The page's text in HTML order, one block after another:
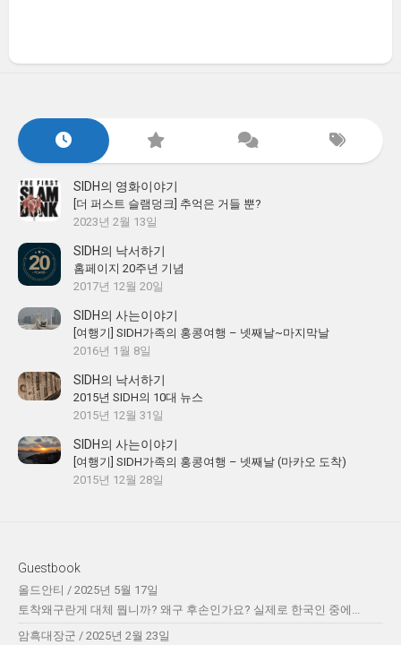
SIDH의 영화이야기
[더 퍼스트 슬램덩크] 추억은 거들 뿐?
2023년 2월 13일
SIDH의 낙서하기
홈페이지 20주년 기념
2017년 12월 20일
SIDH의 사는이야기
[여행기] SIDH가족의 홍콩여행 – 넷째날~마지막날
2016년 1월 8일
SIDH의 낙서하기
2015년 SIDH의 10대 뉴스
2015년 12월 31일
SIDH의 사는이야기
[여행기] SIDH가족의 홍콩여행 – 넷째날 (마카오 도착)
2015년 12월 28일
Guestbook
올드안티 / 2025년 5월 17일
토착왜구란게 대체 뭡니까? 왜구 후손인가요? 실제로 한국인 중에...
암흑대장군 / 2025년 2월 23일